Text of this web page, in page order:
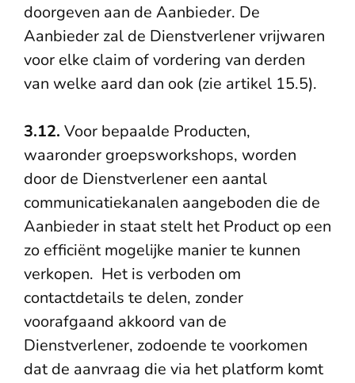
doorgeven aan de Aanbieder. De
Aanbieder zal de Dienstverlener vrijwaren
voor elke claim of vordering van derden
van welke aard dan ook (zie artikel 15.5).
3.12. Voor bepaalde Producten,
waaronder groepsworkshops, worden
door de Dienstverlener een aantal
communicatiekanalen aangeboden die de
Aanbieder in staat stelt het Product op een
zo efficiënt mogelijke manier te kunnen
verkopen. Het is verboden om
contactdetails te delen, zonder
voorafgaand akkoord van de
Dienstverlener, zodoende te voorkomen
dat de aanvraag die via het platform komt